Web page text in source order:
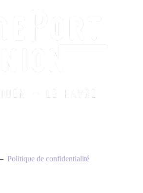
Politique de confidentialité